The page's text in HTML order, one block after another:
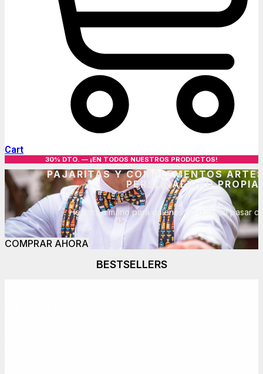
Cart
30% DTO. — ¡EN TODOS NUESTROS PRODUCTOS!
PAJARITAS Y COMPLEMENTOS
PERSONALIDAD PROPIA
Hechos a mano para quienes no quieren pasar
COMPRAR AHORA
BESTSELLERS